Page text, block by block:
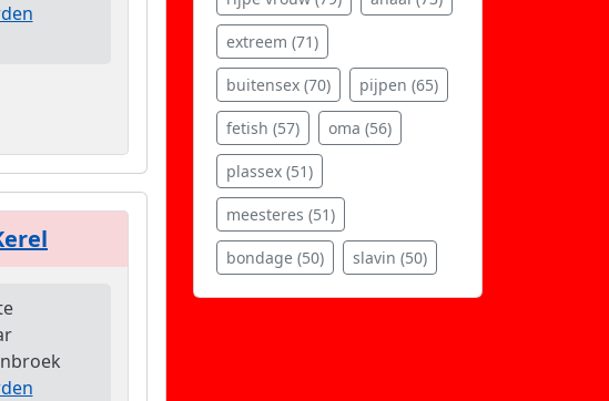
extreem (71)
buitensex (70) pijpen (65)
fetish (57) oma (56)
plassex (51)
meesteres (51)
bondage (50) slavin (50)